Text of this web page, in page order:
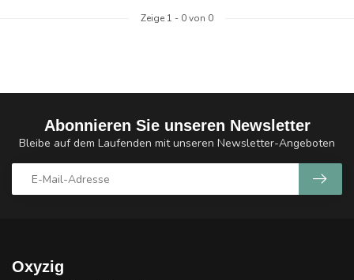
Zeige 1 - 0von 0
Abonnieren Sie unseren Newsletter
Bleibe auf dem Laufenden mit unseren Newsletter-Angeboten
Oxyzig